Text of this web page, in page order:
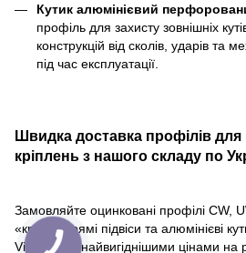
Кутик алюмінієвий
профіль для захисту зовнішніх
конструкцій від сколів, ударів та
під час експлуатації.
Швидка доставка профілів для
кріплень з нашого складу по
Замовляйте оцинковані профілі CW,
«краб», прямі підвіси та алюмінієві
Vidnova за найвигіднішими цінами на